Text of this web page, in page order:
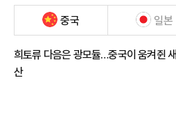
중국 일본
희토류 다음은 광모듈…중국이 움켜쥔
산